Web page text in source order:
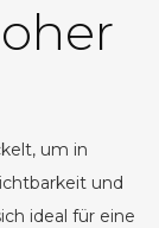
um in
und
ideal für eine